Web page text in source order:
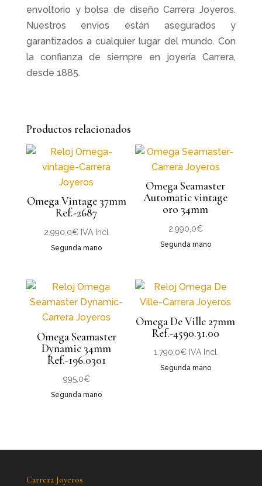
envoltorio y bolsa de diseño Carrera Joyeros.
Nuestros envíos están asegurados y
garantizados a cualquier lugar del mundo. Con
la confianza de siempre en joyería Carrera,
desde 1885.
Productos relacionados
Omega Vintage 37mm
Ref.-2687
2.990,0€ IVA Incl
Segunda mano
Omega Seamaster
Automatic vintage
oro 34mm
2.990,0€
Segunda mano
Omega Seamaster
Dynamic 34mm
Ref.-196.0301
995,0€
Segunda mano
Omega De Ville 27mm
Ref.-4590.31.00
1.790,0€ IVA Incl
Segunda mano
Carrera Joyeros